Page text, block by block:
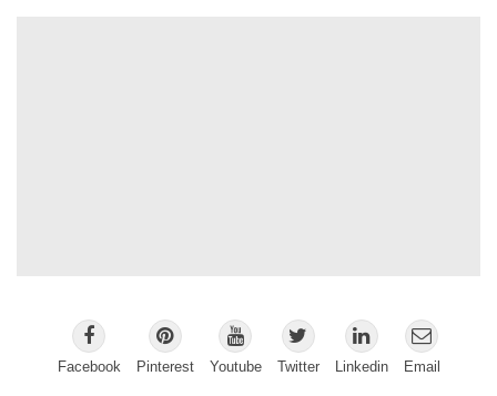
Facebook Pinterest Youtube Twitter Linkedin Email